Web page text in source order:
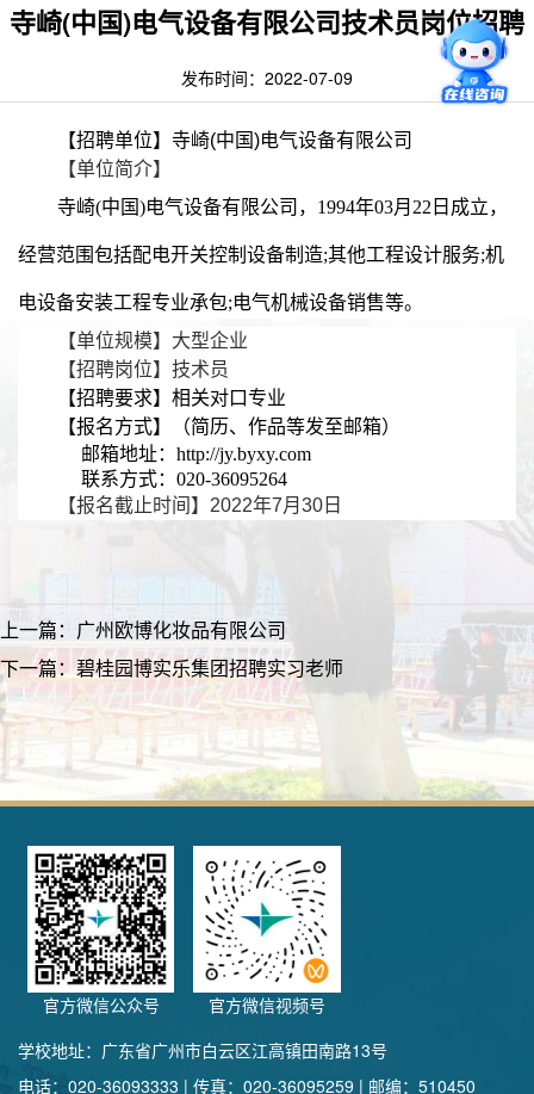
寺崎(中国)电气设备有限公司技术员岗位招聘
发布时间：2022-07-09
【招聘单位】寺崎(中国)电气设备有限公司
【单位简介】
寺崎(中国)电气设备有限公司，1994年03月22日成立，
经营范围包括配电开关控制设备制造;其他工程设计服务;机
电设备安装工程专业承包;电气机械设备销售等。
【单位规模】大型企业
【招聘岗位】技术员
【招聘要求】相关对口专业
【报名方式】（简历、作品等发至邮箱）
邮箱地址： http://jy.byxy.com
联系方式：020-36095264
【报名截止时间】2022年7月30日
上一篇： 广州欧博化妆品有限公司
下一篇：碧桂园博实乐集团招聘实习老师
官方微信公众号
官方微信视频号
学校地址：广东省广州市白云区江高镇田南路13号
电话：020-36093333 | 传真：020-36095259 | 邮编：510450